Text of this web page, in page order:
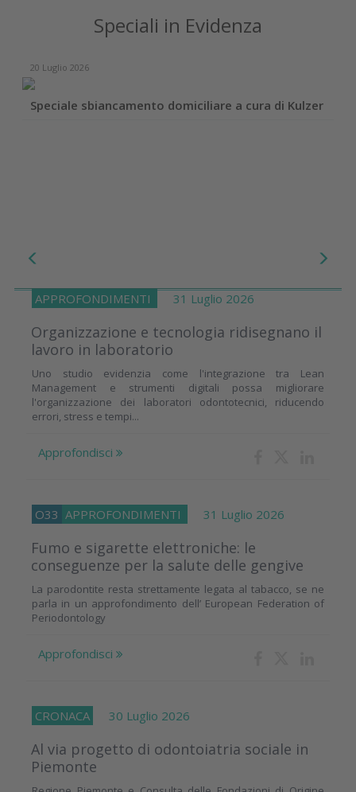
Speciali in Evidenza
20 Luglio 2026
Speciale sbiancamento domiciliare a cura di Kulzer
APPROFONDIMENTI 31 Luglio 2026
Organizzazione e tecnologia ridisegnano il
lavoro in laboratorio
Uno studio evidenzia come l'integrazione tra Lean
Management e strumenti digitali possa migliorare
l'organizzazione dei laboratori odontotecnici, riducendo
errori, stress e tempi...
Approfondisci
O33 APPROFONDIMENTI 31 Luglio 2026
Fumo e sigarette elettroniche: le
conseguenze per la salute delle gengive
La parodontite resta strettamente legata al tabacco, se ne
parla in un approfondimento dell’ European Federation of
Periodontology
Approfondisci
CRONACA 30 Luglio 2026
Al via progetto di odontoiatria sociale in
Piemonte